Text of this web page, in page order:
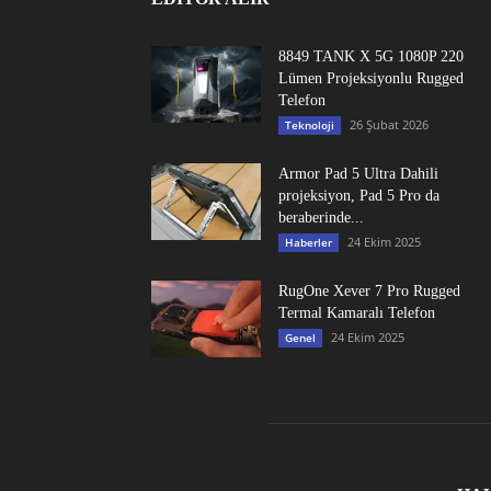
8849 TANK X 5G 1080P 220
Lümen Projeksiyonlu Rugged
Telefon
Teknoloji 26 Şubat 2026
Armor Pad 5 Ultra Dahili
projeksiyon, Pad 5 Pro da
beraberinde...
Haberler 24 Ekim 2025
RugOne Xever 7 Pro Rugged
Termal Kamaralı Telefon
Genel 24 Ekim 2025